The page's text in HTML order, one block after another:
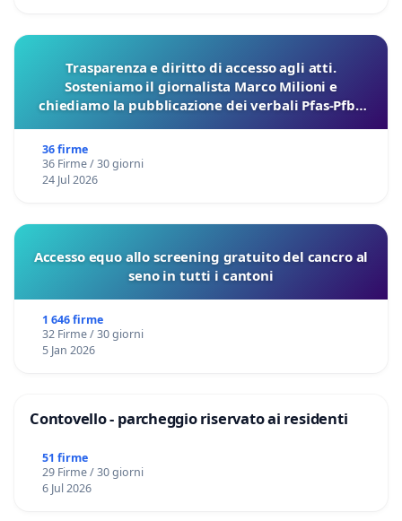
Trasparenza e diritto di accesso agli atti.
Sosteniamo il giornalista Marco Milioni e
chiediamo la pubblicazione dei verbali Pfas-Pfba
36 firme
36 Firme / 30 giorni
24 Jul 2026
Accesso equo allo screening gratuito del cancro al
seno in tutti i cantoni
1 646 firme
32 Firme / 30 giorni
5 Jan 2026
Contovello - parcheggio riservato ai residenti
51 firme
29 Firme / 30 giorni
6 Jul 2026